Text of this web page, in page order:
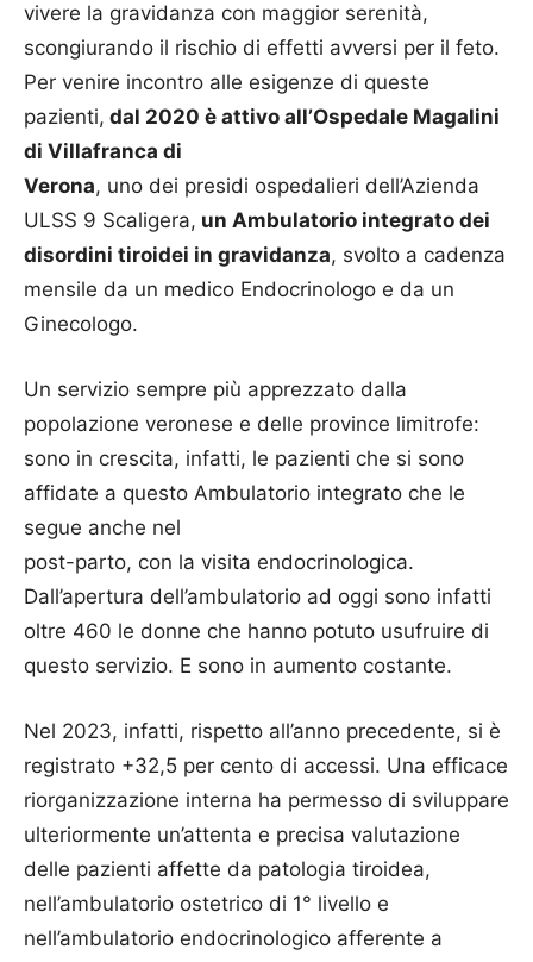
vivere la gravidanza con maggior serenità,
scongiurando il rischio di effetti avversi per il feto.
Per venire incontro alle esigenze di queste
pazienti, dal 2020 è attivo all’Ospedale Magalini
di Villafranca di
Verona, uno dei presidi ospedalieri dell’Azienda
ULSS 9 Scaligera, un Ambulatorio integrato dei
disordini tiroidei in gravidanza, svolto a cadenza
mensile da un medico Endocrinologo e da un
Ginecologo.
Un servizio sempre più apprezzato dalla
popolazione veronese e delle province limitrofe:
sono in crescita, infatti, le pazienti che si sono
affidate a questo Ambulatorio integrato che le
segue anche nel
post-parto, con la visita endocrinologica.
Dall’apertura dell’ambulatorio ad oggi sono infatti
oltre 460 le donne che hanno potuto usufruire di
questo servizio. E sono in aumento costante.
Nel 2023, infatti, rispetto all’anno precedente, si è
registrato +32,5 per cento di accessi. Una efficace
riorganizzazione interna ha permesso di sviluppare
ulteriormente un’attenta e precisa valutazione
delle pazienti affette da patologia tiroidea,
nell’ambulatorio ostetrico di 1° livello e
nell’ambulatorio endocrinologico afferente a